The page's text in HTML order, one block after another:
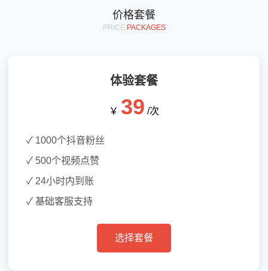
价格套餐
PRICE PACKAGES
体验套餐
￥ 39 /次
✓ 1000个抖音粉丝
✓ 500个视频点赞
✓ 24小时内到账
✓ 基础客服支持
选择套餐